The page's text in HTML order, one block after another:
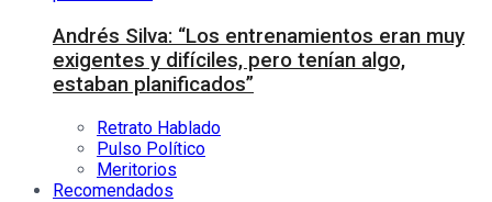
Andrés Silva: “Los entrenamientos eran muy
exigentes y difíciles, pero tenían algo,
estaban planificados”
Retrato Hablado
Pulso Político
Meritorios
Recomendados